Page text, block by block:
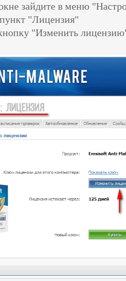
зайдите в меню
"Лицензия"
"Изменить